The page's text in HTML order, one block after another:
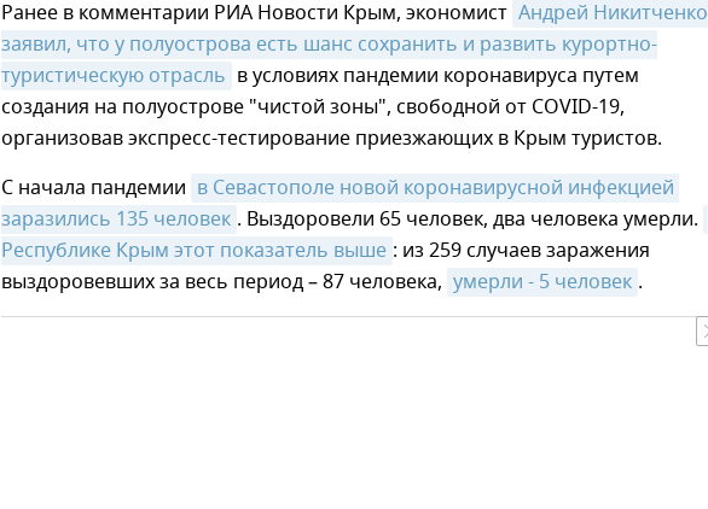
Ранее в комментарии РИА Новости Крым, экономист Андрей Никитченко
заявил, что у полуострова есть шанс сохранить и развить курортно-
туристическую отрасль в условиях пандемии коронавируса путем
создания на полуострове "чистой зоны", свободной от COVID-19,
организовав экспресс-тестирование приезжающих в Крым туристов.
С начала пандемии в Севастополе новой коронавирусной инфекцией
заразились 135 человек . Выздоровели 65 человек, два человека умерли.
Республике Крым этот показатель выше : из 259 случаев заражения
выздоровевших за весь период – 87 человека, умерли - 5 человек .